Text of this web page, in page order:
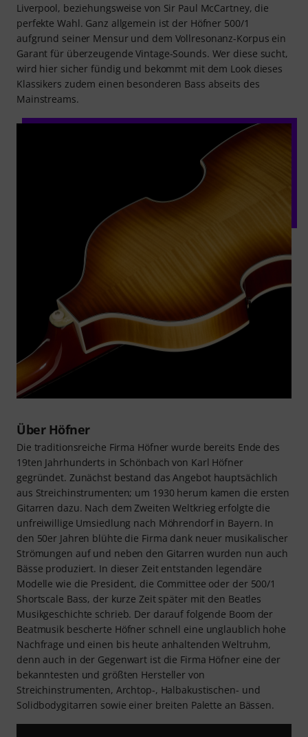
Liverpool, beziehungsweise von Sir Paul McCartney, die
perfekte Wahl. Ganz allgemein ist der Höfner 500/1
aufgrund seiner Mensur und dem Vollresonanz-Korpus ein
Garant für überzeugende Vintage-Sounds. Wer diese sucht,
wird hier sicher fündig und bekommt mit dem Look dieses
Klassikers zudem einen besonderen Bass abseits des
Mainstreams.
Über Höfner
Die traditionsreiche Firma Höfner wurde bereits Ende des
19ten Jahrhunderts in Schönbach von Karl Höfner
gegründet. Zunächst bestand das Angebot hauptsächlich
aus Streichinstrumenten; um 1930 herum kamen die ersten
Gitarren dazu. Nach dem Zweiten Weltkrieg erfolgte die
unfreiwillige Umsiedlung nach Möhrendorf in Bayern. In
den 50er Jahren blühte die Firma dank neuer musikalischer
Strömungen auf und neben den Gitarren wurden nun auch
Bässe produziert. In dieser Zeit entstanden legendäre
Modelle wie die President, die Committee oder der 500/1
Shortscale Bass, der kurze Zeit später mit den Beatles
Musikgeschichte schrieb. Der darauf folgende Boom der
Beatmusik bescherte Höfner schnell eine unglaublich hohe
Nachfrage und einen bis heute anhaltenden Weltruhm,
denn auch in der Gegenwart ist die Firma Höfner eine der
bekanntesten und größten Hersteller von
Streichinstrumenten, Archtop-, Halbakustischen- und
Solidbodygitarren sowie einer breiten Palette an Bässen.